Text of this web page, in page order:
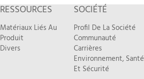
RESSOURCES
Matériaux Liés Au
Produit
Divers
SOCIÉTÉ
Profil De La Société
Communauté
Carrières
Environnement, Santé
Et Sécurité